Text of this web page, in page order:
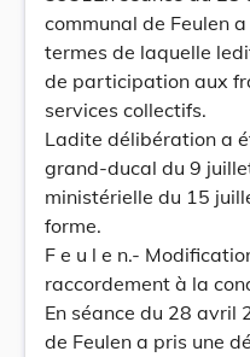
communal de Feulen
termes de laquelle
de participation aux
services collectifs.
Ladite délibération a
grand-ducal du 9
ministérielle du 15
forme.
F e u l e n.-
raccordement à la
En séance du 28 avril
de Feulen a pris une